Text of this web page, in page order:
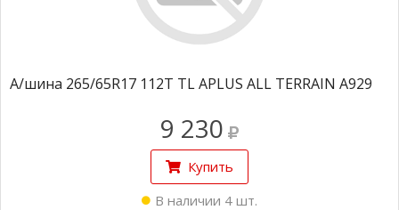
А/шина 265/65R17 112T TL APLUS ALL TERRAIN A929
9 230
Купить
В наличии 4 шт.